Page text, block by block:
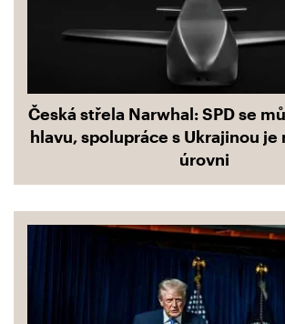
Česká střela Narwhal: SPD se
hlavu, spolupráce s Ukrajinou je
úrovni